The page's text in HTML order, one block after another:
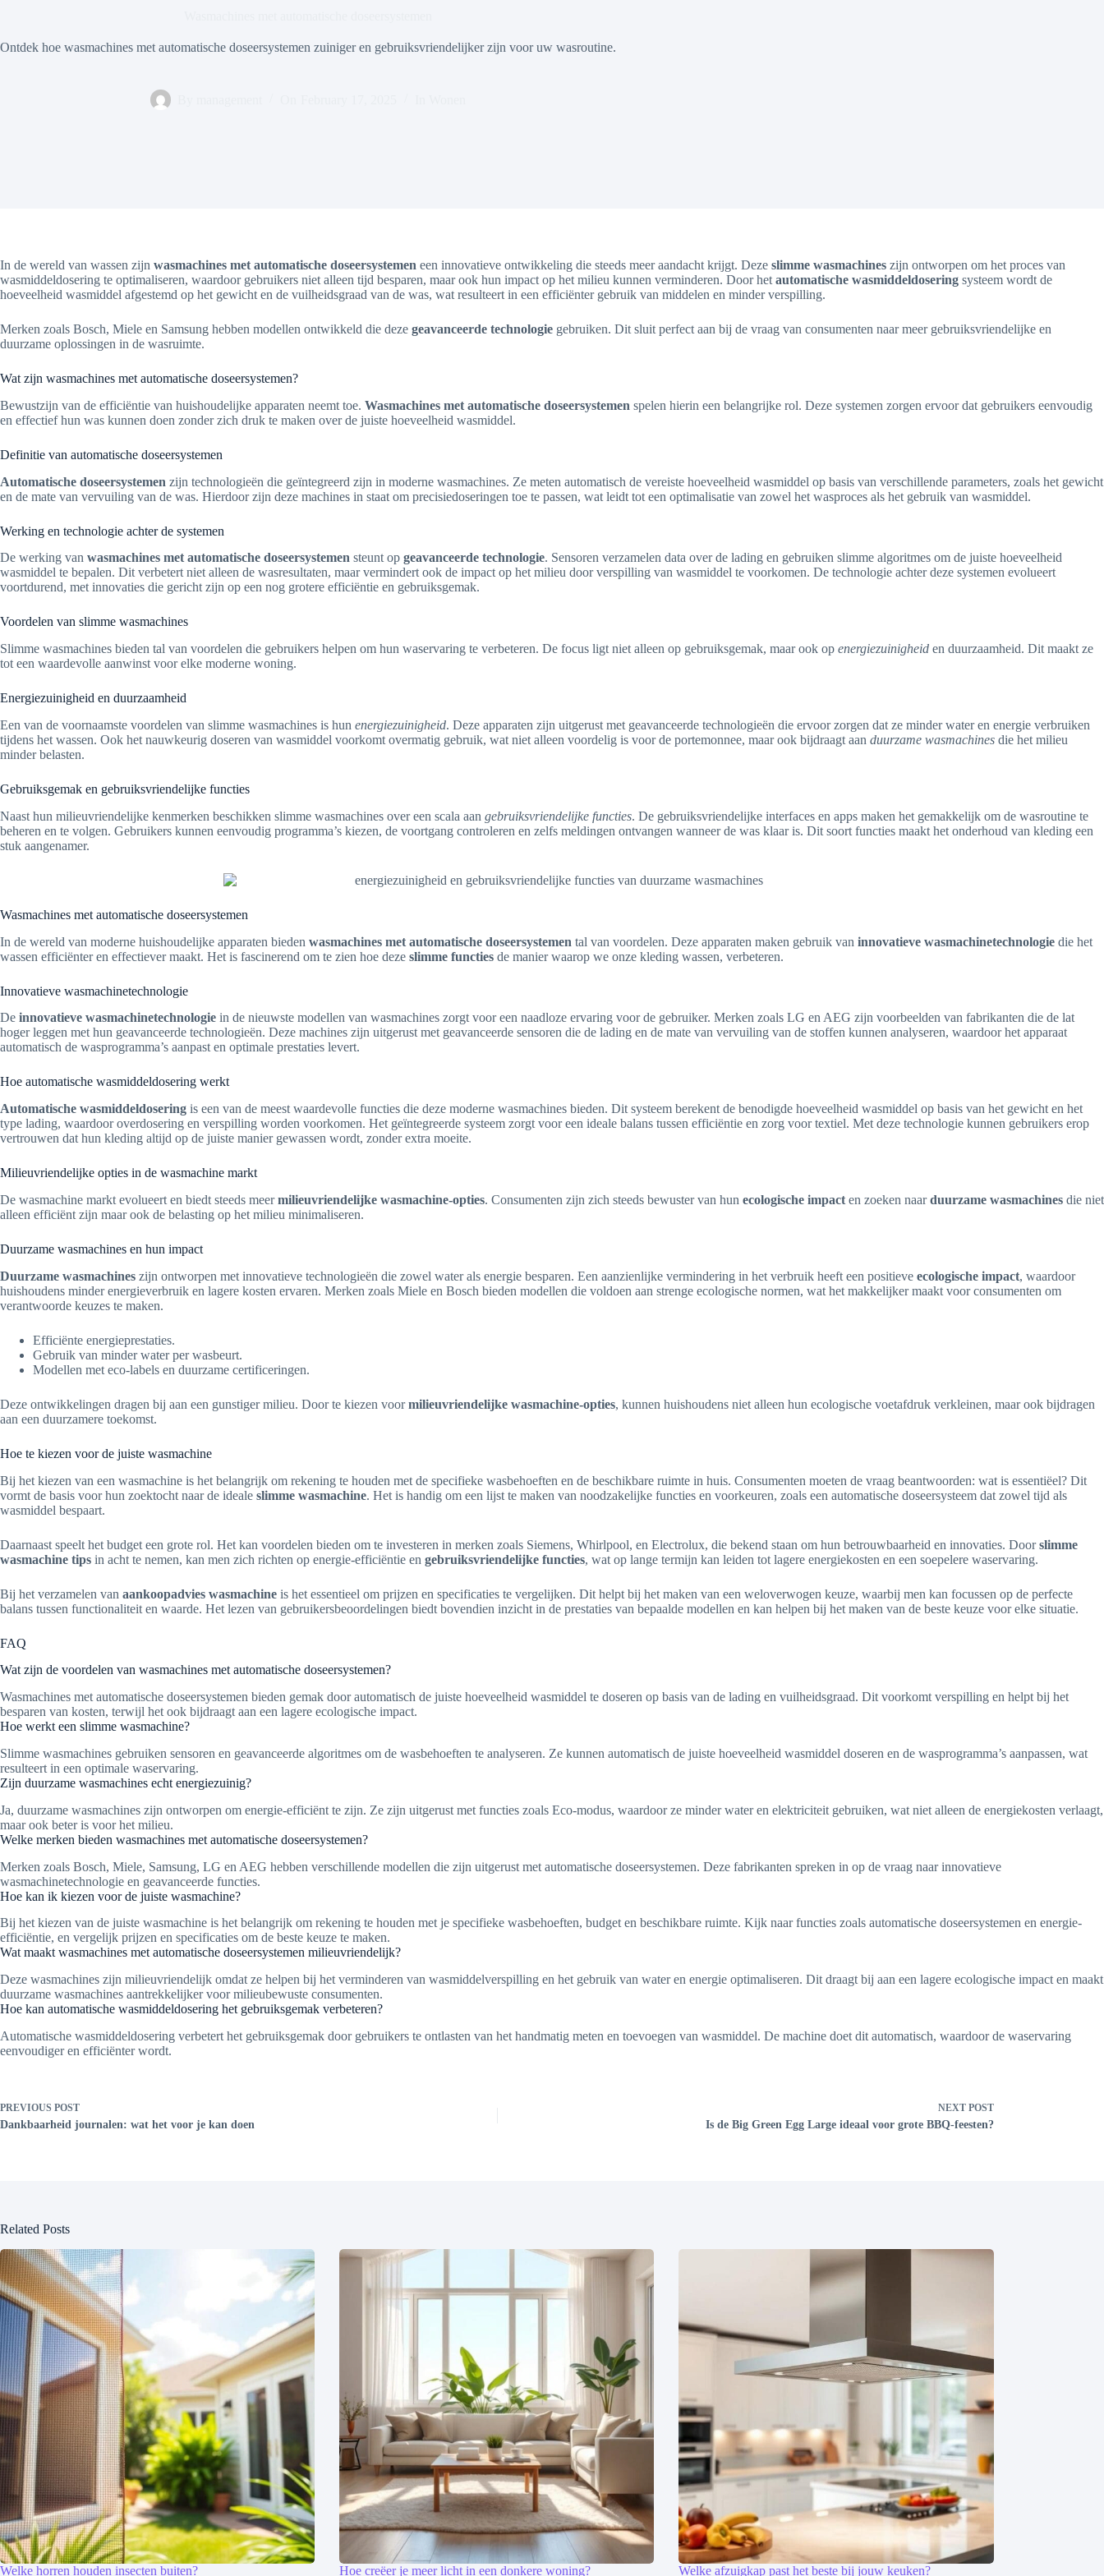
Ontdek hoe wasmachines met automatische doseersystemen zuiniger en gebruiksvriendelijker zijn voor uw wasroutine.
In de wereld van wassen zijn wasmachines met automatische doseersystemen een innovatieve ontwikkeling die steeds meer aandacht krijgt. Deze slimme wasmachines zijn ontworpen om het proces van
wasmiddeldosering te optimaliseren, waardoor gebruikers niet alleen tijd besparen, maar ook hun impact op het milieu kunnen verminderen. Door het automatische wasmiddeldosering systeem wordt de
hoeveelheid wasmiddel afgestemd op het gewicht en de vuilheidsgraad van de was, wat resulteert in een efficiënter gebruik van middelen en minder verspilling.
Merken zoals Bosch, Miele en Samsung hebben modellen ontwikkeld die deze geavanceerde technologie gebruiken. Dit sluit perfect aan bij de vraag van consumenten naar meer gebruiksvriendelijke en
duurzame oplossingen in de wasruimte.
Wat zijn wasmachines met automatische doseersystemen?
Bewustzijn van de efficiëntie van huishoudelijke apparaten neemt toe. Wasmachines met automatische doseersystemen spelen hierin een belangrijke rol. Deze systemen zorgen ervoor dat gebruikers eenvoudig
en effectief hun was kunnen doen zonder zich druk te maken over de juiste hoeveelheid wasmiddel.
Definitie van automatische doseersystemen
Automatische doseersystemen zijn technologieën die geïntegreerd zijn in moderne wasmachines. Ze meten automatisch de vereiste hoeveelheid wasmiddel op basis van verschillende parameters, zoals het gewicht
en de mate van vervuiling van de was. Hierdoor zijn deze machines in staat om precisiedoseringen toe te passen, wat leidt tot een optimalisatie van zowel het wasproces als het gebruik van wasmiddel.
Werking en technologie achter de systemen
De werking van wasmachines met automatische doseersystemen steunt op geavanceerde technologie. Sensoren verzamelen data over de lading en gebruiken slimme algoritmes om de juiste hoeveelheid
wasmiddel te bepalen. Dit verbetert niet alleen de wasresultaten, maar vermindert ook de impact op het milieu door verspilling van wasmiddel te voorkomen. De technologie achter deze systemen evolueert
voortdurend, met innovaties die gericht zijn op een nog grotere efficiëntie en gebruiksgemak.
Voordelen van slimme wasmachines
Slimme wasmachines bieden tal van voordelen die gebruikers helpen om hun waservaring te verbeteren. De focus ligt niet alleen op gebruiksgemak, maar ook op energiezuinigheid en duurzaamheid. Dit maakt ze
tot een waardevolle aanwinst voor elke moderne woning.
Energiezuinigheid en duurzaamheid
Een van de voornaamste voordelen van slimme wasmachines is hun energiezuinigheid. Deze apparaten zijn uitgerust met geavanceerde technologieën die ervoor zorgen dat ze minder water en energie verbruiken
tijdens het wassen. Ook het nauwkeurig doseren van wasmiddel voorkomt overmatig gebruik, wat niet alleen voordelig is voor de portemonnee, maar ook bijdraagt aan duurzame wasmachines die het milieu
minder belasten.
Gebruiksgemak en gebruiksvriendelijke functies
Naast hun milieuvriendelijke kenmerken beschikken slimme wasmachines over een scala aan gebruiksvriendelijke functies. De gebruiksvriendelijke interfaces en apps maken het gemakkelijk om de wasroutine te
beheren en te volgen. Gebruikers kunnen eenvoudig programma’s kiezen, de voortgang controleren en zelfs meldingen ontvangen wanneer de was klaar is. Dit soort functies maakt het onderhoud van kleding een
stuk aangenamer.
Wasmachines met automatische doseersystemen
In de wereld van moderne huishoudelijke apparaten bieden wasmachines met automatische doseersystemen tal van voordelen. Deze apparaten maken gebruik van innovatieve wasmachinetechnologie die het
wassen efficiënter en effectiever maakt. Het is fascinerend om te zien hoe deze slimme functies de manier waarop we onze kleding wassen, verbeteren.
Innovatieve wasmachinetechnologie
De innovatieve wasmachinetechnologie in de nieuwste modellen van wasmachines zorgt voor een naadloze ervaring voor de gebruiker. Merken zoals LG en AEG zijn voorbeelden van fabrikanten die de lat
hoger leggen met hun geavanceerde technologieën. Deze machines zijn uitgerust met geavanceerde sensoren die de lading en de mate van vervuiling van de stoffen kunnen analyseren, waardoor het apparaat
automatisch de wasprogramma’s aanpast en optimale prestaties levert.
Hoe automatische wasmiddeldosering werkt
Automatische wasmiddeldosering is een van de meest waardevolle functies die deze moderne wasmachines bieden. Dit systeem berekent de benodigde hoeveelheid wasmiddel op basis van het gewicht en het
type lading, waardoor overdosering en verspilling worden voorkomen. Het geïntegreerde systeem zorgt voor een ideale balans tussen efficiëntie en zorg voor textiel. Met deze technologie kunnen gebruikers erop
vertrouwen dat hun kleding altijd op de juiste manier gewassen wordt, zonder extra moeite.
Milieuvriendelijke opties in de wasmachine markt
De wasmachine markt evolueert en biedt steeds meermilieuvriendelijke wasmachine-opties. Consumenten zijn zich steeds bewuster van hun ecologische impact en zoeken naarduurzame wasmachines die niet
alleen efficiënt zijn maar ook de belasting op het milieu minimaliseren.
Duurzame wasmachines en hun impact
Duurzame wasmachines zijn ontworpen met innovatieve technologieën die zowel water als energie besparen. Een aanzienlijke vermindering in het verbruik heeft een positieve ecologische impact, waardoor
huishoudens minder energieverbruik en lagere kosten ervaren. Merken zoals Miele en Bosch bieden modellen die voldoen aan strenge ecologische normen, wat het makkelijker maakt voor consumenten om
verantwoorde keuzes te maken.
Efficiënte energieprestaties.
Gebruik van minder water per wasbeurt.
Modellen met eco-labels en duurzame certificeringen.
Deze ontwikkelingen dragen bij aan een gunstiger milieu. Door te kiezen voormilieuvriendelijke wasmachine-opties, kunnen huishoudens niet alleen hun ecologische voetafdruk verkleinen, maar ook bijdragen
aan een duurzamere toekomst.
Hoe te kiezen voor de juiste wasmachine
Bij het kiezen van een wasmachine is het belangrijk om rekening te houden met de specifieke wasbehoeften en de beschikbare ruimte in huis. Consumenten moeten de vraag beantwoorden: wat is essentiëel? Dit
vormt de basis voor hun zoektocht naar de ideale slimme wasmachine. Het is handig om een lijst te maken van noodzakelijke functies en voorkeuren, zoals een automatische doseersysteem dat zowel tijd als
wasmiddel bespaart.
Daarnaast speelt het budget een grote rol. Het kan voordelen bieden om te investeren in merken zoals Siemens, Whirlpool, en Electrolux, die bekend staan om hun betrouwbaarheid en innovaties. Doorslimme
wasmachine tips in acht te nemen, kan men zich richten op energie-efficiëntie en gebruiksvriendelijke functies, wat op lange termijn kan leiden tot lagere energiekosten en een soepelere waservaring.
Bij het verzamelen van aankoopadvies wasmachine is het essentieel om prijzen en specificaties te vergelijken. Dit helpt bij het maken van een weloverwogen keuze, waarbij men kan focussen op de perfecte
balans tussen functionaliteit en waarde. Het lezen van gebruikersbeoordelingen biedt bovendien inzicht in de prestaties van bepaalde modellen en kan helpen bij het maken van de beste keuze voor elke situatie.
FAQ
Wat zijn de voordelen van wasmachines met automatische doseersystemen?
Wasmachines met automatische doseersystemen bieden gemak door automatisch de juiste hoeveelheid wasmiddel te doseren op basis van de lading en vuilheidsgraad. Dit voorkomt verspilling en helpt bij het
besparen van kosten, terwijl het ook bijdraagt aan een lagere ecologische impact.
Hoe werkt een slimme wasmachine?
Slimme wasmachines gebruiken sensoren en geavanceerde algoritmes om de wasbehoeften te analyseren. Ze kunnen automatisch de juiste hoeveelheid wasmiddel doseren en de wasprogramma’s aanpassen, wat
resulteert in een optimale waservaring.
Zijn duurzame wasmachines echt energiezuinig?
Ja, duurzame wasmachines zijn ontworpen om energie-efficiënt te zijn. Ze zijn uitgerust met functies zoals Eco-modus, waardoor ze minder water en elektriciteit gebruiken, wat niet alleen de energiekosten verlaagt,
maar ook beter is voor het milieu.
Welke merken bieden wasmachines met automatische doseersystemen?
Merken zoals Bosch, Miele, Samsung, LG en AEG hebben verschillende modellen die zijn uitgerust met automatische doseersystemen. Deze fabrikanten spreken in op de vraag naar innovatieve
wasmachinetechnologie en geavanceerde functies.
Hoe kan ik kiezen voor de juiste wasmachine?
Bij het kiezen van de juiste wasmachine is het belangrijk om rekening te houden met je specifieke wasbehoeften, budget en beschikbare ruimte. Kijk naar functies zoals automatische doseersystemen en energie-
efficiëntie, en vergelijk prijzen en specificaties om de beste keuze te maken.
Wat maakt wasmachines met automatische doseersystemen milieuvriendelijk?
Deze wasmachines zijn milieuvriendelijk omdat ze helpen bij het verminderen van wasmiddelverspilling en het gebruik van water en energie optimaliseren. Dit draagt bij aan een lagere ecologische impact en maakt
duurzame wasmachines aantrekkelijker voor milieubewuste consumenten.
Hoe kan automatische wasmiddeldosering het gebruiksgemak verbeteren?
Automatische wasmiddeldosering verbetert het gebruiksgemak door gebruikers te ontlasten van het handmatig meten en toevoegen van wasmiddel. De machine doet dit automatisch, waardoor de waservaring
eenvoudiger en efficiënter wordt.
PREVIOUS POST
Dankbaarheid journalen: wat het voor je kan doen
NEXT POST
Is de Big Green Egg Large ideaal voor grote BBQ-feesten?
Related Posts
Welke horren houden insecten buiten? Hoe creëer je meer licht in een donkere woning? Welke afzuigkap past het beste bij jouw keuken?